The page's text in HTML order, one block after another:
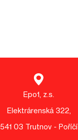
Epo1, z.s.
Elektrárenská 322,
541 03 Trutnov - Poříčí